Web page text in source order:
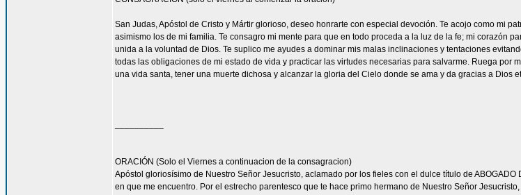
San Judas, Apóstol de Cristo y Mártir glorioso, deseo honrarte con especial devoción. Te acojo como mi
asimismo los de mi familia. Te consagro mi mente para que en todo proceda a la luz de la fe; mi corazón
unida a la voluntad de Dios. Te suplico me ayudes a dominar mis malas inclinaciones y tentaciones
todas las obligaciones de mi estado de vida y practicar las virtudes necesarias para salvarme. Ruega
una vida santa, tener una muerte dichosa y alcanzar la gloria del Cielo donde se ama y da gracias a Dios
ORACIÓN (Solo el Viernes a continuacion de la consagracion)
Apóstol gloriosísimo de Nuestro Señor Jesucristo, aclamado por los fieles con el dulce título de
en que me encuentro. Por el estrecho parentesco que te hace primo hermano de Nuestro Señor